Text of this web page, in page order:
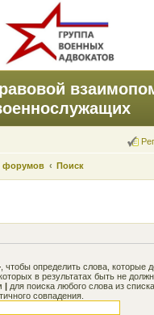
форумов Поиск
, чтобы определить слова, которые
в результатах быть не
| для поиска любого слова из
совпадения.